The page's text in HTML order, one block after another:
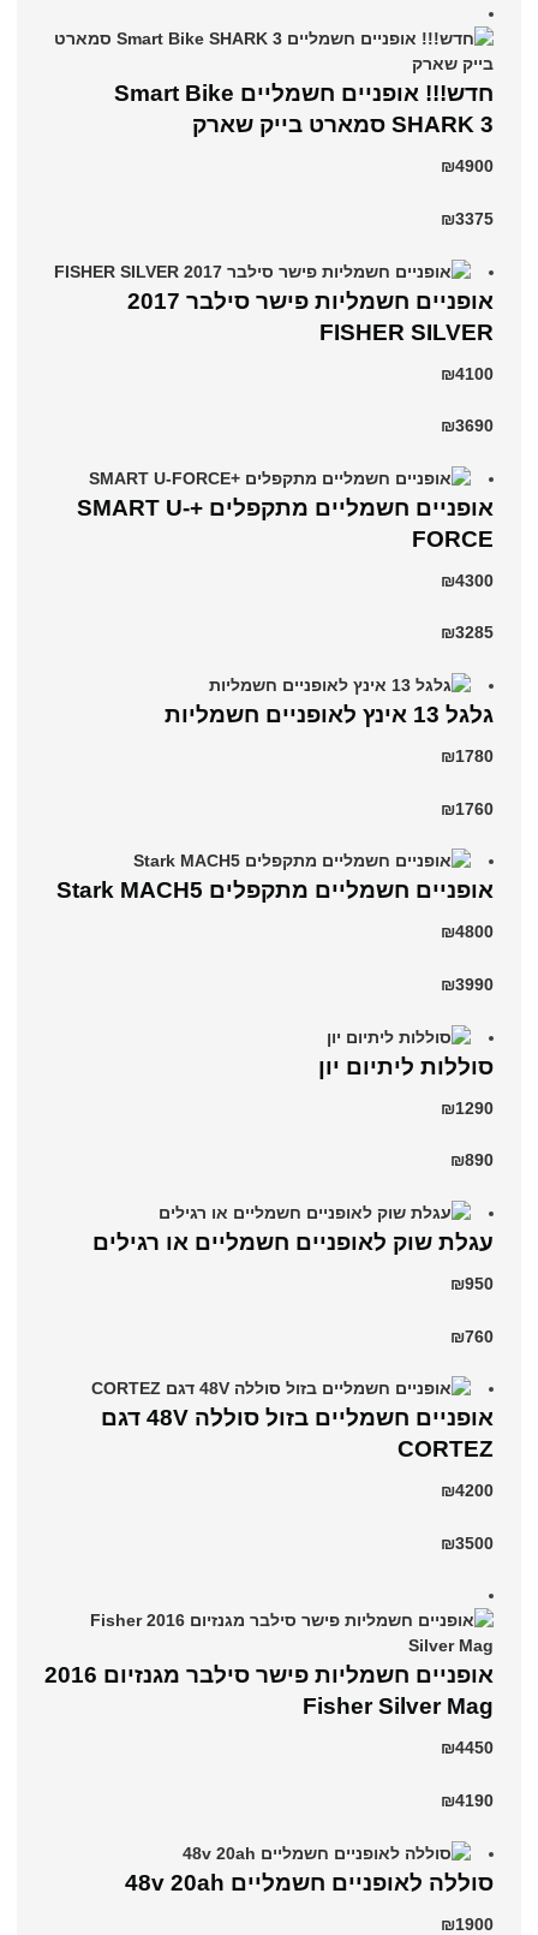
חדש!!! אופניים חשמליים Smart Bike
SHARK 3 סמארט בייק שארק
₪4900
₪3375
אופניים חשמליות פישר סילבר 2017
FISHER SILVER
₪4100
₪3690
אופניים חשמליים מתקפלים +SMART U-
FORCE
₪4300
₪3285
גלגל 13 אינץ לאופניים חשמליות
₪1780
₪1760
‏אופניים חשמליים ‏מתקפלים Stark MACH5
₪4800
₪3990
סוללות ליתיום יון
₪1290
₪890
עגלת שוק לאופניים חשמליים או רגילים
₪950
₪760
אופניים חשמליים בזול סוללה 48V דגם
CORTEZ
₪4200
₪3500
אופניים חשמליות פישר סילבר מגנזיום 2016
Fisher Silver Mag
₪4450
₪4190
סוללה לאופניים חשמליים 48v 20ah
₪1900